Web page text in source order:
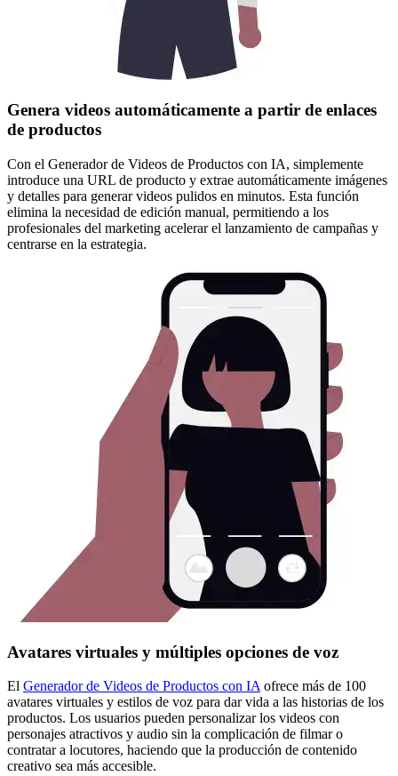
Genera videos automáticamente a partir de enlaces
de productos
Con el Generador de Videos de Productos con IA, simplemente
introduce una URL de producto y extrae automáticamente imágenes
y detalles para generar videos pulidos en minutos. Esta función
elimina la necesidad de edición manual, permitiendo a los
profesionales del marketing acelerar el lanzamiento de campañas y
centrarse en la estrategia.
Avatares virtuales y múltiples opciones de voz
El Generador de Videos de Productos con IA ofrece más de 100
avatares virtuales y estilos de voz para dar vida a las historias de los
productos. Los usuarios pueden personalizar los videos con
personajes atractivos y audio sin la complicación de filmar o
contratar a locutores, haciendo que la producción de contenido
creativo sea más accesible.